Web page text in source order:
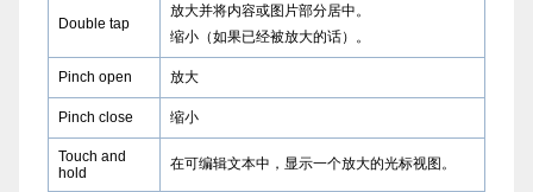
Double tap
放大并将内容或图片部分居中。
缩小（如果已经被放大的话）。
Pinch open 放大
Pinch close 缩小
Touch and
hold
在可编辑文本中，显示一个放大的光标视图。